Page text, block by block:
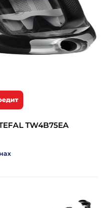
TW4B75EA